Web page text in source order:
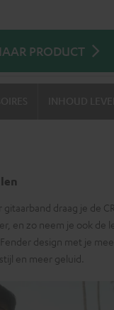
PRODUCT
draag je de
en zo neem je ook de
design met je
en meer geluid.